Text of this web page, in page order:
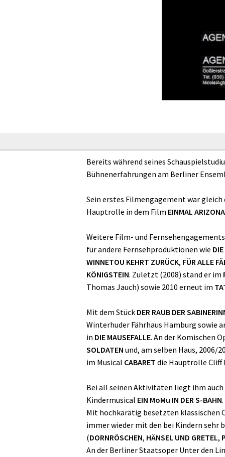
Bereits während seines
Bühnenerfahrungen am Berliner
Sein erstes Filmengagement war
Hauptrolle in dem Film EINMAL ARIZONA
Weitere Film- und
für andere Fernsehproduktionen wie
WINNETOU KEHRT ZURÜCK, FÜR ALLE
KÖNIGSTEIN. Zuletzt (2008) stand er im
Thomas Jauch) sowie 2010 erneut im
Mit dem Stück DER RAUB DER
Winterhuder Fährhaus Hamburg sowie
in DIE MAUSEFALLE. An der Komischen
SOLDATEN und, am selben Haus, 2006/
im Musical CABARET die Hauptrolle Cliff
Bei all seinen Aktivitäten liegt ihm
Kindermusical EIN MoMu IN DER S-BAHN.
Mit hochkarätig besetzten klassischen
immer wieder mit den bei Kindern sehr
(DORNRÖSCHEN, HÄNSEL UND GRETEL,
An der Berliner Staatsoper Unter den